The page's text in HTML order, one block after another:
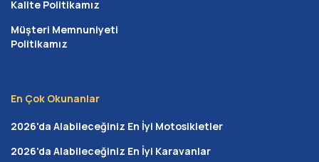
Faizsiz Konut Finansman Sistemi Nasıl
Çalışır?
birikimlerini güvenilir bir organizasyon çatısı altında
olmalarını sağlayan şeffaf bir işleyiştir. Bu yapıda banka
kredilerindeki yüksek maliyetler, dosya masrafları veya
Kalite Politikamız
Müşteri Memnuniyeti
Politikamız
En Çok Okunanlar
2026'da Alabileceğiniz En İyi Motosikletler
2026'da Alabileceğiniz En İyi Karavanlar